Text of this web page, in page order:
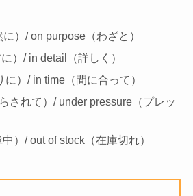
）/ on purpose（わざと）
）/ in detail（詳しく）
）/ in time（間に合って）
されて）/ under pressure（プレッ
）/ out of stock（在庫切れ）